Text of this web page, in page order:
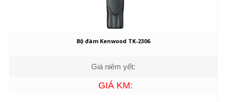
Bộ đàm Kenwood TK-2306
Giá niêm yết:
GIÁ KM: